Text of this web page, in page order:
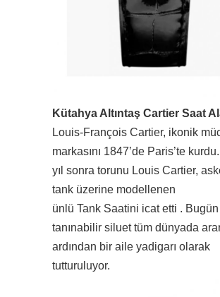
Kütahya Altıntaş Cartier Saat
Louis-François Cartier, ikonik
markasını 1847’de Paris’te
yıl sonra torunu Louis Cartier,
tank üzerine modellenen
ünlü Tank Saatini icat etti . Bugün
tanınabilir siluet tüm dünyada
ardından bir aile yadigarı olarak
tutturuluyor.